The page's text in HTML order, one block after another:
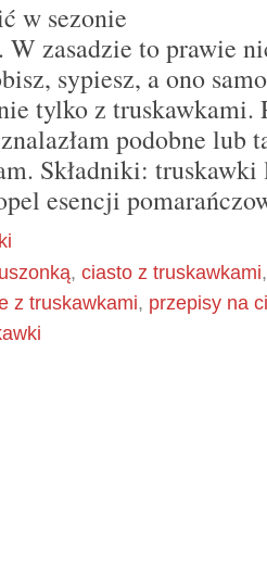
w sezonie
W zasadzie to prawie
sypiesz, a ono samo
tylko z truskawkami.
podobne lub
Składniki: truskawki
esencji
, ciasto z truskawkami
z truskawkami, przepisy na